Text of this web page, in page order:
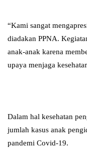
“Kami sangat
diadakan PPNA.
anak-anak karena
upaya menjaga
Dalam hal kesehatan
jumlah kasus anak
pandemi Covid-19.